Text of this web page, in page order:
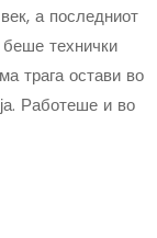
а последниот
технички
трага остави во
Работеше и во